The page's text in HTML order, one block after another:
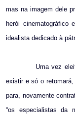
mas na imagem dele
herói
idealista dedicado à
Uma vez
existir e só o
para, novamente
“os especialistas da